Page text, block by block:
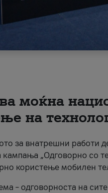
моќна
на
за внатрешни работи
„Одговорно со
користење мобилен
– одговорноста на